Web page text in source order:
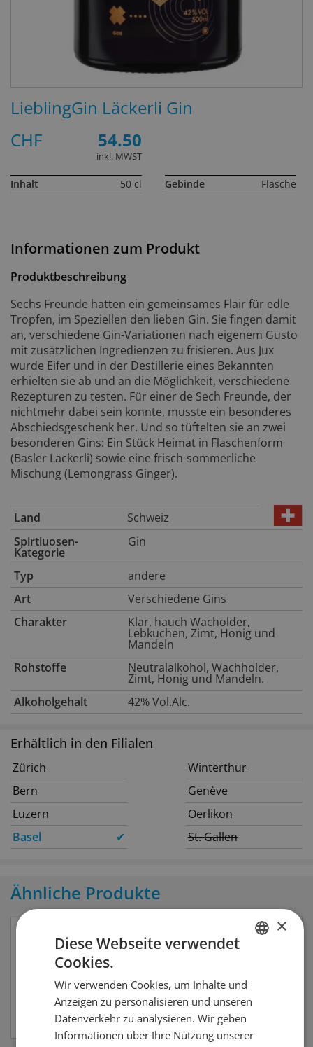
Informationen zum Produkt
Produktbeschreibung
Sechs Freunde hatten ein gemeinsames Flair für edle
Tropfen, im Speziellen den lieben Gin. Sie fingen damit
an, verschiedene Gin-Variationen nach eigenem Gusto
mit zusätzlichen Ingredienzen zu frisieren. Aus Jux
wurde Eifer und in der Destillerie eines Bekannten
erhielten sie ab und an die Möglichkeit, verschiedene
Rezepturen zu testen. Für einer de Sech Freunde, der
nichtmehr dabei sein konnte, musste ein besonderes
Abschiedsgeschenk her. Und so tüftelten sie an zwei
besonderen Gins: Ein Stück Heimat in Flaschenform
(Basler Läckerli) sowie eine frisch-sommerliche
Mischung (Lemongrass Ginger).
Land
Schweiz
Spirtiuosen-
Kategorie
Gin
Typ
andere
Art
Verschiedene Gins
Charakter
Klar, hauch Wacholder,
Lebkuchen, Zimt, Honig und
Mandeln
Rohstoffe
Neutralalkohol, Wachholder,
Zimt, Honig und Mandeln.
Alkoholgehalt
42% Vol.Alc.
LieblingGin Läckerli Gin
CHF
54.50
inkl. MWST
Inhalt 50 cl Gebinde Flasche
Erhältlich in den Filialen
Zürich
Bern
Luzern
Basel
✔
Winterthur
Genève
Oerlikon
St. Gallen
Ähnliche Produkte
FRENCH
×
Diese Webseite verwendet
Cookies.
Wir verwenden Cookies, um Inhalte und
Anzeigen zu personalisieren und unseren
Datenverkehr zu analysieren. Wir geben
Informationen über Ihre Nutzung unserer